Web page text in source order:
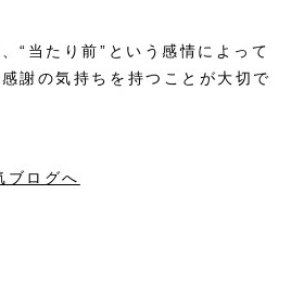
“当たり前”という感情によって
謝の気持ちを持つことが大切で